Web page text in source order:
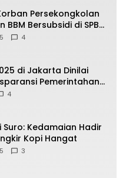
Persekongkolan
BBM Bersubsidi di SPBU
4
di Jakarta Dinilai
Pemerintahan
Dipertanyakan
4
Suro: Kedamaian Hadir
Kopi Hangat
3